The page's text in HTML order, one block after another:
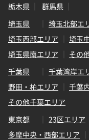
栃木県
群馬県
埼玉県
埼玉北部エ
埼玉西部エリア
埼玉
埼玉県南エリア
その
千葉県
千葉湾岸エ
野田・柏エリア
千葉
その他千葉エリア
東京都
23区エリア
多摩中央・西部エリア